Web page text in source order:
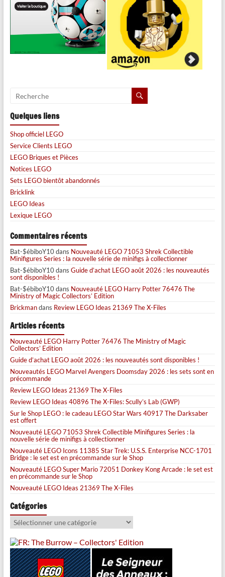
Quelques liens
Shop officiel LEGO
Service Clients LEGO
LEGO Briques et Pièces
Notices LEGO
Sets LEGO bientôt abandonnés
Bricklink
LEGO Ideas
Lexique LEGO
Commentaires récents
Bat-$ébiboY10dans Nouveauté LEGO 71053 Shrek Collectible
Minifigures Series : la nouvelle série de minifigs à collectionner
Bat-$ébiboY10dans Guide d’achat LEGO août 2026 : les nouveautés
sont disponibles !
Bat-$ébiboY10dans Nouveauté LEGO Harry Potter 76476 The
Ministry of Magic Collectors’ Edition
Brickmandans Review LEGO Ideas 21369 The X-Files
Articles récents
Nouveauté LEGO Harry Potter 76476 The Ministry of Magic
Collectors’ Edition
Guide d’achat LEGO août 2026 : les nouveautés sont disponibles !
Nouveautés LEGO Marvel Avengers Doomsday 2026 : les sets sont en
précommande
Review LEGO Ideas 21369 The X-Files
Review LEGO Ideas 40896 The X-Files: Scully’s Lab (GWP)
Sur le Shop LEGO : le cadeau LEGO Star Wars 40917 The Darksaber
est offert
Nouveauté LEGO 71053 Shrek Collectible Minifigures Series : la
nouvelle série de minifigs à collectionner
Nouveauté LEGO Icons 11385 Star Trek: U.S.S. Enterprise NCC-1701
Bridge : le set est en précommande sur le Shop
Nouveauté LEGO Super Mario 72051 Donkey Kong Arcade : le set est
en précommande sur le Shop
Nouveauté LEGO Ideas 21369 The X-Files
Catégories
Catégories